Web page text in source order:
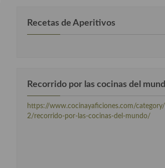
Recetas de Aperitivos
Recorrido por las cocinas del
https://www.cocinayaficiones.com/
2/recorrido-por-las-cocinas-del-mundo/